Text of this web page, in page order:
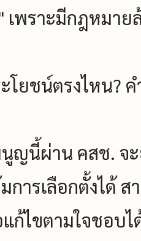
เพราะมีกฎหมาย
โยชน์ตรงไหน?
ญนี้ผ่าน คสช. จ
การเลือกตั้งได้ ส
ก้ไขตามใจชอบ